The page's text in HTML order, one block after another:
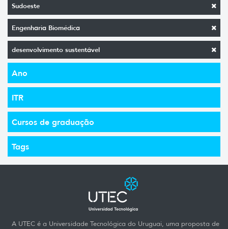
Sudoeste
Engenharia Biomédica
desenvolvimento sustentável
Ano
ITR
Cursos de graduação
Tags
A UTEC é a Universidade Tecnológica do Uruguai, uma proposta de